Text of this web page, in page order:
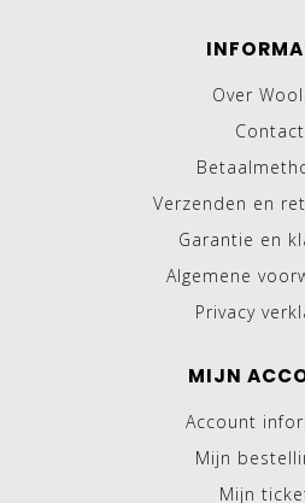
Over
Contact
Verzenden en
Garantie en
Algemene
Privacy
MIJN
Account
Mijn
Mijn